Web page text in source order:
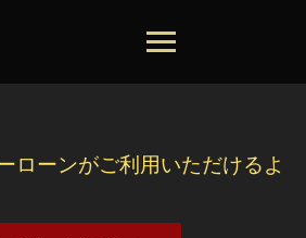
ローンがご利用いただけるよ